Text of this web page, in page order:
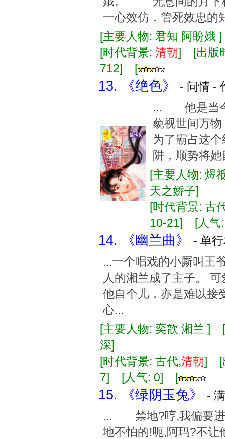
一心效仿．管死效忠
[主要人物: 君知 阿盼
[时代背景: 清朝] [出版
712] [
13. 《绝色》
- 问情 -
... 他是当
藐视世间万
为了霸占这
阱，顺势将
[主要人物: 煜
天之娇子]
[时代背景: 古
10-21] [人
14. 《幽兰曲》
- 单
...一个唱戏的小厮叫王
人的湘兰成了主子。
他自个儿，亦是难以接
心...
[主要人物: 奕歆 湘兰 ]
深]
[时代背景: 古代,清朝] [
7] [人气: 0] [
15. 《绿阴玉兔》
-
... 禁地?哼,我偏要进
地不怕的!呃,阿玛?不让